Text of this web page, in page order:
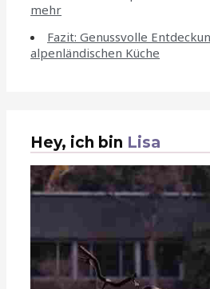
mehr
Fazit: Genussvolle
alpenländischen Küche
Hey, ich bin Lisa